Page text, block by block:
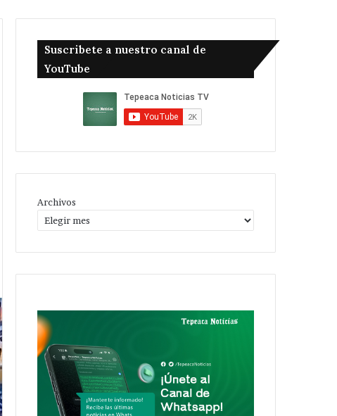
Suscribete a nuestro canal de
YouTube
Archivos